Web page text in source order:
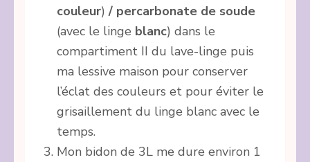
couleur) / percarbonate de soude
(avec le linge blanc) dans le
compartiment II du lave-linge puis
ma lessive maison pour conserver
l’éclat des couleurs et pour éviter le
grisaillement du linge blanc avec le
temps.
Mon bidon de 3L me dure environ 1